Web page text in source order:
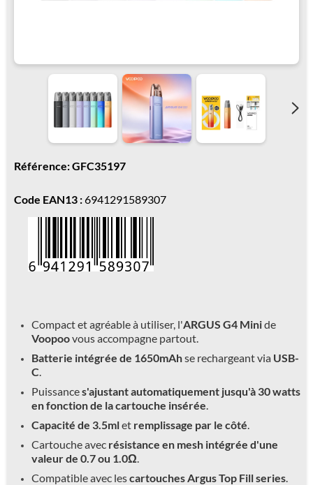
Référence: GFC35197
Code EAN13 :6941291589307
Compact et agréable à utiliser, l'ARGUS G4 Minide
Voopoovous accompagne partout.
Batterie intégrée de 1650mAhse rechargeant via USB-
C.
Puissances'ajustant automatiquement jusqu'à 30 watts
en fonction de la cartouche insérée.
Capacité de 3.5mlet remplissage par le côté.
Cartouche avec résistance en mesh intégrée d'une
valeur de 0.7 ou 1.0Ω.
Compatible avec lescartouches Argus Top Fill series.